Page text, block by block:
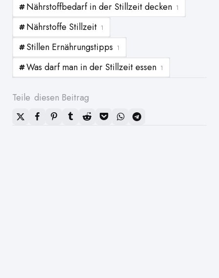
Nährstoffbedarf in der Stillzeit decken 1
Nährstoffe Stillzeit 1
Stillen Ernährungstipps 1
Was darf man in der Stillzeit essen 1
Teile diesen Beitrag